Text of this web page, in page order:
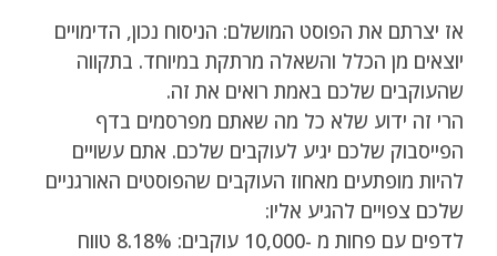
אז יצרתם את הפוסט המושלם: הניסוח נכון, הדימויים
יוצאים מן הכלל והשאלה מרתקת במיוחד. בתקווה
שהעוקבים שלכם באמת רואים את זה.
הרי זה ידוע שלא כל מה שאתם מפרסמים בדף
הפייסבוק שלכם יגיע לעוקבים שלכם. אתם עשויים
להיות מופתעים מאחוז העוקבים שהפוסטים האורגניים
שלכם צפויים להגיע אליו:
לדפים עם פחות מ -10,000 עוקבים: 8.18% טווח